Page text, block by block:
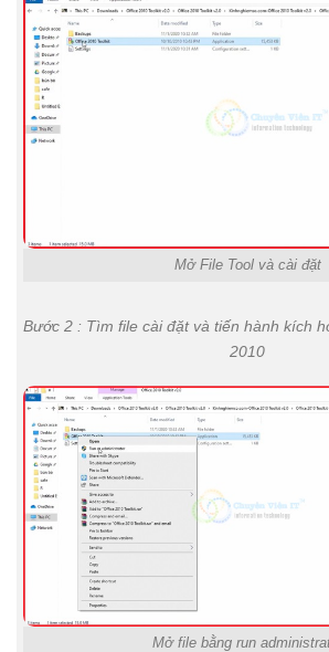
Mở File Tool và cài đặt
Bước 2 : Tìm file cài đặt và tiến hành kích
2010
Mở file bằng run